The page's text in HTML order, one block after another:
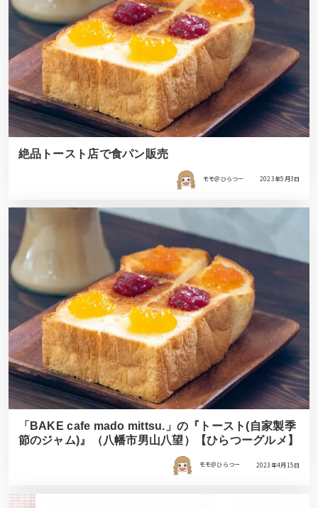
絶品トースト店で食パン販売
モモ＠ひらつー 2023年5月3日
「BAKE cafe mado mittsu.」の『トースト(自家製季
節のジャム)』（八幡市男山八望）【ひらつーグルメ】
モモ＠ひらつー 2023年4月15日